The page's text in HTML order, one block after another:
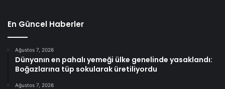
En Güncel Haberler
Ağustos 7, 2026
Dünyanın en pahalı yemeği ülke genelinde yasaklandı:
Boğazlarına tüp sokularak üretiliyordu
Ağustos 7, 2026